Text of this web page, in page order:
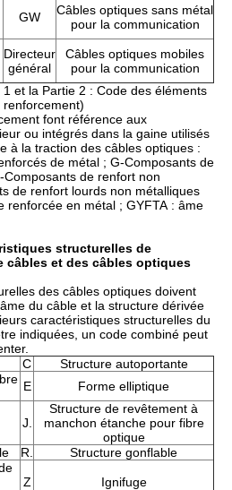
GW
Câbles optiques sans métal
pour la communication
Directeur
général
Câbles optiques mobiles
pour la communication
et la Partie 2 : Code des éléments
font référence aux
ou intégrés dans la gaine utilisés
à la traction des câbles optiques :
de métal ; G-Composants de
de renfort non
de renfort lourds non métalliques
renforcée en métal ; GYFTA : âme
structurelles de
câbles et des câbles optiques
des câbles optiques doivent
du câble et la structure dérivée
caractéristiques structurelles du
indiquées, un code combiné peut
C
Structure autoportante
E Forme elliptique
J.
Structure de revêtement à
manchon étanche pour fibre
optique
R. Structure gonflable
Z Ignifuge